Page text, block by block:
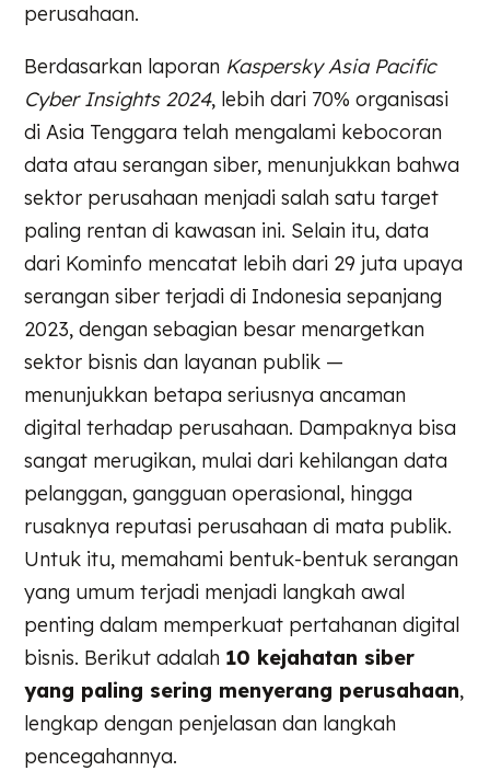
perusahaan.
Berdasarkan laporan Kaspersky Asia Pacific
Cyber Insights 2024, lebih dari 70% organisasi
di Asia Tenggara telah mengalami kebocoran
data atau serangan siber, menunjukkan bahwa
sektor perusahaan menjadi salah satu target
paling rentan di kawasan ini. Selain itu, data
dari Kominfo mencatat lebih dari 29 juta upaya
serangan siber terjadi di Indonesia sepanjang
2023, dengan sebagian besar menargetkan
sektor bisnis dan layanan publik —
menunjukkan betapa seriusnya ancaman
digital terhadap perusahaan. Dampaknya bisa
sangat merugikan, mulai dari kehilangan data
pelanggan, gangguan operasional, hingga
rusaknya reputasi perusahaan di mata publik.
Untuk itu, memahami bentuk-bentuk serangan
yang umum terjadi menjadi langkah awal
penting dalam memperkuat pertahanan digital
bisnis. Berikut adalah 10 kejahatan siber
yang paling sering menyerang perusahaan,
lengkap dengan penjelasan dan langkah
pencegahannya.